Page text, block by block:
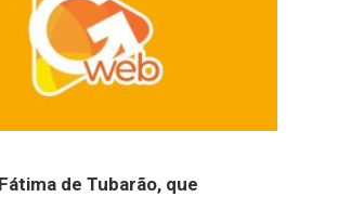
de Tubarão, que